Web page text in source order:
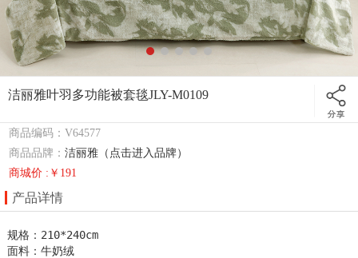
洁丽雅叶羽多功能被套毯JLY-M0109
商品编码：V64577
商品品牌：洁丽雅（点击进入品牌）
商城价 :￥191
产品详情
规格：210*240cm
面料：牛奶绒